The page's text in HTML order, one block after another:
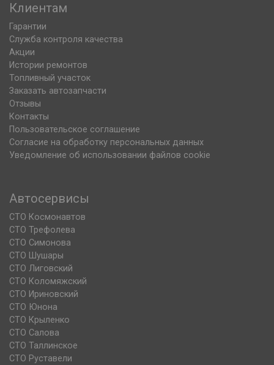
Клиентам
Гарантии
Служба контроля качества
Акции
Истории ремонтов
Топливный участок
Заказать автозапчасти
Отзывы
Контакты
Пользовательское соглашение
Согласие на обработку персональных данных
Уведомление об использовании файлов cookie
Автосервисы
СТО Космонавтов
СТО Трефолева
СТО Симонова
СТО Шушары
СТО Лиговский
СТО Коломяжский
СТО Ириновский
СТО Юнона
СТО Крыленко
СТО Салова
СТО Таллинское
СТО Руставели